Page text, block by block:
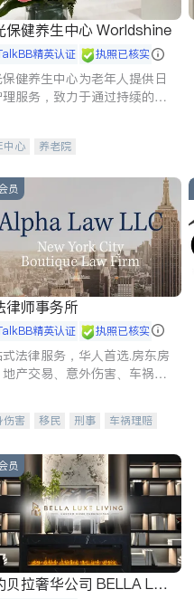
保健养生中心 Worldshine
精英认证 执照已核实
健养生中心为老年人提供日
理服务，致力于通过持续的护
中心 养老院
员
律师事务所
精英认证 执照已核实
法律服务，华人首选.房东房
产交易、意外伤害、车祸重
伤害 移民 刑事
车祸理赔
注册
索赔 律师-其它 保释
员
奢华公司 BELLA LUX